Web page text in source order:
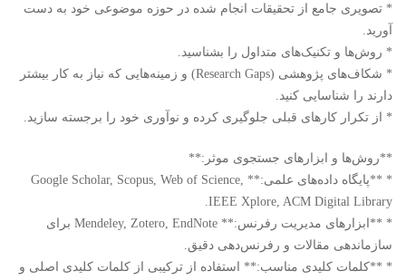
* تصویری جامع از تحقیقات انجام شده در حوزه موضوعی خود به دست
آورید.
* روش‌ها و تکنیک‌های متداول را بشناسید.
* شکاف‌های پژوهشی (Research Gaps) و زمینه‌هایی که نیاز به کار بیشتر
دارند را شناسایی کنید.
* از تکرار کارهای قبلی جلوگیری کرده و نوآوری خود را برجسته سازید.
**روش‌ها و ابزارهای جستجوی موثر:**
* **پایگاه داده‌های علمی:** Google Scholar, Scopus, Web of Science,
IEEE Xplore, ACM Digital Library.
* **ابزارهای مدیریت رفرنس:** Mendeley, Zotero, EndNote برای
سازماندهی مقالات و رفرنس‌دهی دقیق.
* **کلمات کلیدی مناسب:** استفاده از ترکیبی از کلمات کلیدی اصلی و